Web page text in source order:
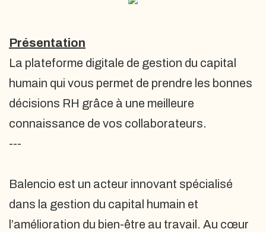
Présentation
La plateforme digitale de gestion du capital
humain qui vous permet de prendre les bonnes
décisions RH grâce à une meilleure
connaissance de vos collaborateurs.
---
Balencio est un acteur innovant spécialisé
dans la gestion du capital humain et
l’amélioration du bien-être au travail. Au cœur